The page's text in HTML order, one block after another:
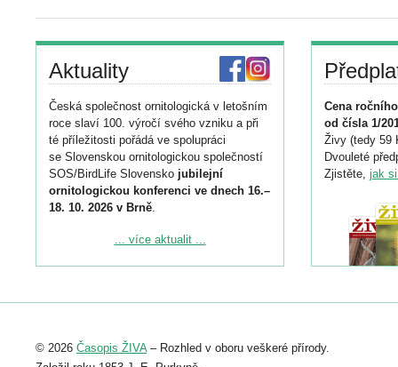
Aktuality
Česká společnost ornitologická v letošním
roce slaví 100. výročí svého vzniku a při
té příležitosti pořádá ve spolupráci
se Slovenskou ornitologickou společností
SOS/BirdLife Slovensko jubilejní
ornitologickou konferenci ve dnech 16.–
18. 10. 2026 v Brně.
Podrobnější informace ke konferenci
Registrovat se můžete do 6. září.
abstraktu přihlášené přednášky nebo
... více aktualit ...
Cena
od čísla 1/
Živy (tedy 59
Dvouleté
Zjistěte, jak
© 2026 Časopis ŽIVA– Rozhled v oboru veškeré přírody.